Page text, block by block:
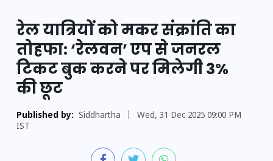
रेल यात्रियों को मकर संक्रांति का
तोहफा: ‘रेलवन’ एप से जनरल
टिकट बुक करने पर मिलेगी 3%
की छूट
Published by: Siddhartha
Wed, 31 Dec 2025 09:00 PM
IST